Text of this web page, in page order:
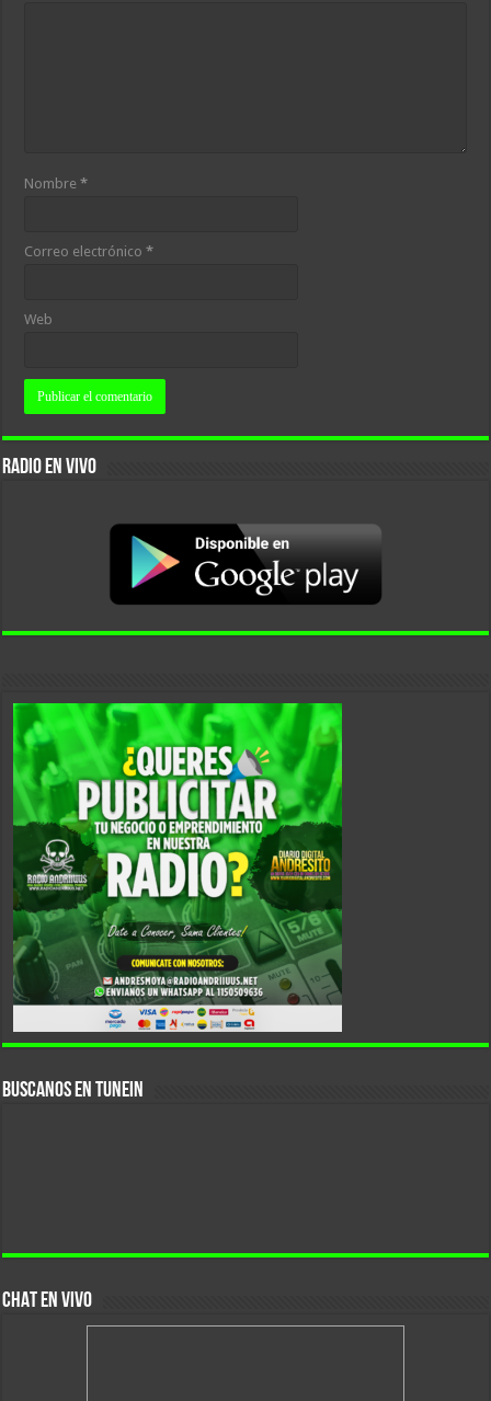
Nombre*
Correo electrónico*
Web
RADIO EN VIVO
Buscanos En Tunein
CHAT EN VIVO